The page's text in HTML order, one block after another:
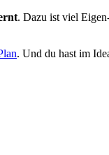
. Dazu ist viel
. Und du hast im